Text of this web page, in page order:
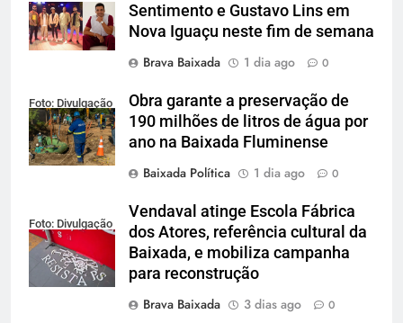
Sentimento e Gustavo Lins em
Nova Iguaçu neste fim de semana
Brava Baixada
1 dia ago 0
Foto: Divulgação
Obra garante a preservação de
190 milhões de litros de água por
ano na Baixada Fluminense
Baixada Política
1 dia ago 0
Foto: Divulgação
Vendaval atinge Escola Fábrica
dos Atores, referência cultural da
Baixada, e mobiliza campanha
para reconstrução
Brava Baixada
3 dias ago 0